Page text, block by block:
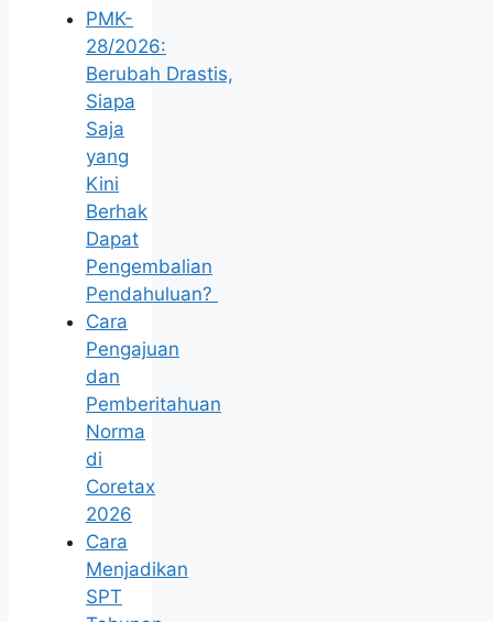
PMK-
28/2026:
Berubah Drastis,
Siapa
Saja
yang
Kini
Berhak
Dapat
Pengembalian
Pendahuluan?
Cara
Pengajuan
dan
Pemberitahuan
Norma
di
Coretax
2026
Cara
Menjadikan
SPT